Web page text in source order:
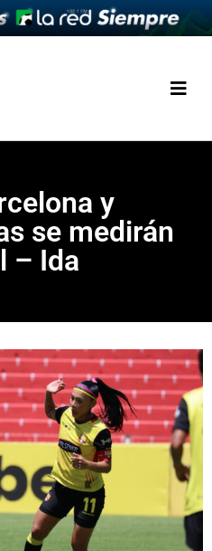
y
se medirán
– Ida